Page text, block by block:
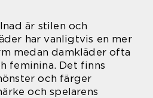
är stilen och
har vanligtvis en mer
medan damkläder ofta
feminina. Det finns
och färger
och spelarens